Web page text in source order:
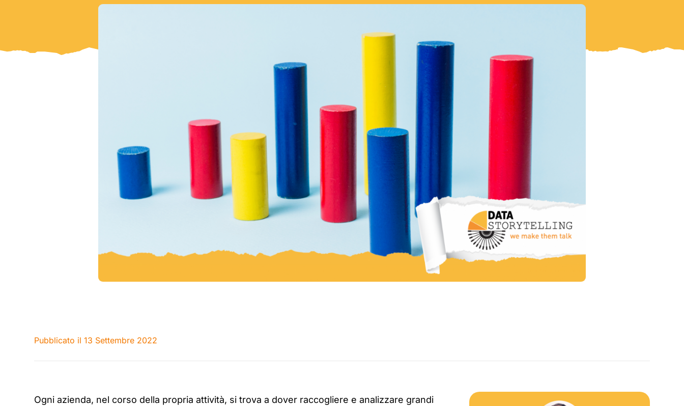
Pubblicato il 13 Settembre 2022
Ogni azienda, nel corso della propria attività, si trova a dover raccogliere e analizzare grandi